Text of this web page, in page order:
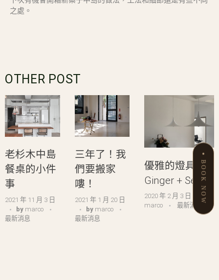
之處。
OTHER POST
老杉木中島
餐桌的小件
事 ​
2021 年 11 月 3 日
by marco
最新消息
三年了！我
們要搬家
嘍！​
2021 年 1 月 20 日
by marco
最新消息
優雅的燈具
Ginger + Semi ​
2020 年 2 月 3 日
by
marco
最新消息
BOOK NOW